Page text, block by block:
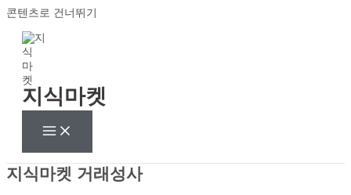
콘텐츠로 건너뛰기
지식마켓
지식마켓 거래성사